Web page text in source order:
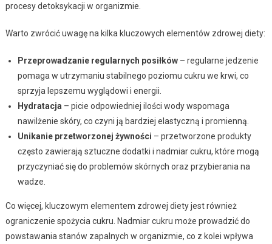
procesy detoksykacji w organizmie.
Warto zwrócić uwagę na kilka kluczowych elementów zdrowej diety:
Przeprowadzanie regularnych posiłków– regularne jedzenie
pomaga w utrzymaniu stabilnego poziomu cukru we krwi, co
sprzyja lepszemu wyglądowi i energii.
Hydratacja – picie odpowiedniej ilości wody wspomaga
nawilżenie skóry, co czyni ją bardziej elastyczną i promienną.
Unikanie przetworzonej żywności – przetworzone produkty
często zawierają sztuczne dodatki i nadmiar cukru, które mogą
przyczyniać się do problemów skórnych oraz przybierania na
wadze.
Co więcej, kluczowym elementem zdrowej diety jest również
ograniczenie spożycia cukru. Nadmiar cukru może prowadzić do
powstawania stanów zapalnych w organizmie, co z kolei wpływa